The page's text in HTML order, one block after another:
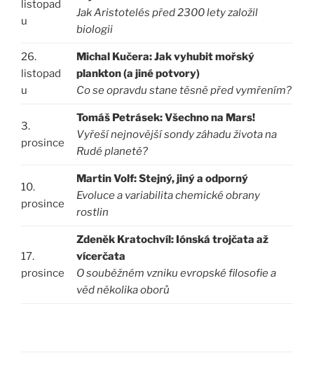
listopad
u
Jak Aristotelés před 2300 lety založil
biologii
26.
listopad
u
Michal Kučera: Jak vyhubit mořský
plankton (a jiné potvory)
Co se opravdu stane těsně před vymřením?
3.
prosince
Tomáš Petrásek: Všechno na Mars!
Vyřeší nejnovější sondy záhadu života na
Rudé planetě?
10.
prosince
Martin Volf: Stejný, jiný a odporný
Evoluce a variabilita chemické obrany
rostlin
17.
prosince
Zdeněk Kratochvíl: Iónská trojčata až
vícerčata
O souběžném vzniku evropské filosofie a
věd několika oborů